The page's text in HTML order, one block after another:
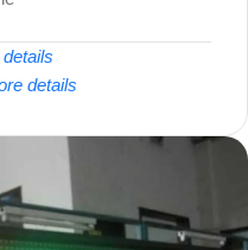
details